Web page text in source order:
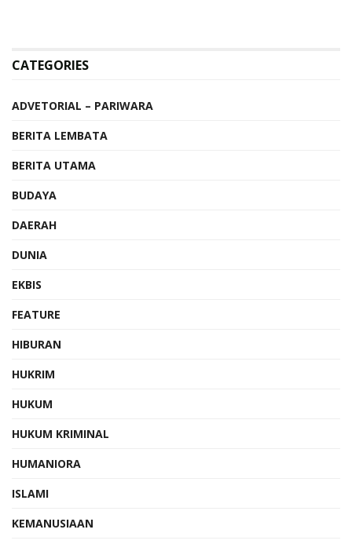
CATEGORIES
ADVETORIAL – PARIWARA
BERITA LEMBATA
BERITA UTAMA
BUDAYA
DAERAH
DUNIA
EKBIS
FEATURE
HIBURAN
HUKRIM
HUKUM
HUKUM KRIMINAL
HUMANIORA
ISLAMI
KEMANUSIAAN